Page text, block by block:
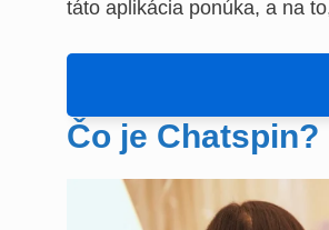
táto aplikácia ponúka, a na
Čo je Chatspin?